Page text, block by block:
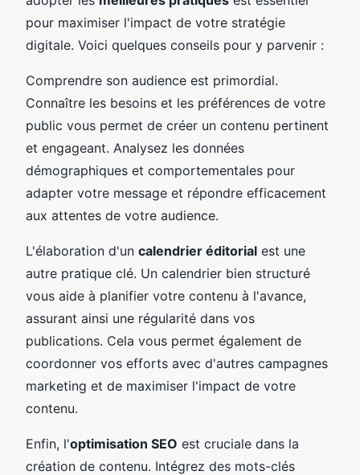
pour maximiser l'impact de votre stratégie
digitale. Voici quelques conseils pour y parvenir :
Comprendre son audience est primordial.
Connaître les besoins et les préférences de votre
public vous permet de créer un contenu pertinent
et engageant. Analysez les données
démographiques et comportementales pour
adapter votre message et répondre efficacement
aux attentes de votre audience.
L'élaboration d'un calendrier éditorial est une
autre pratique clé. Un calendrier bien structuré
vous aide à planifier votre contenu à l'avance,
assurant ainsi une régularité dans vos
publications. Cela vous permet également de
coordonner vos efforts avec d'autres campagnes
marketing et de maximiser l'impact de votre
contenu.
Enfin, l'optimisation SEO est cruciale dans la
création de contenu. Intégrez des mots-clés